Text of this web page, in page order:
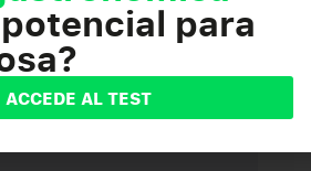
para
ACCEDE AL TEST